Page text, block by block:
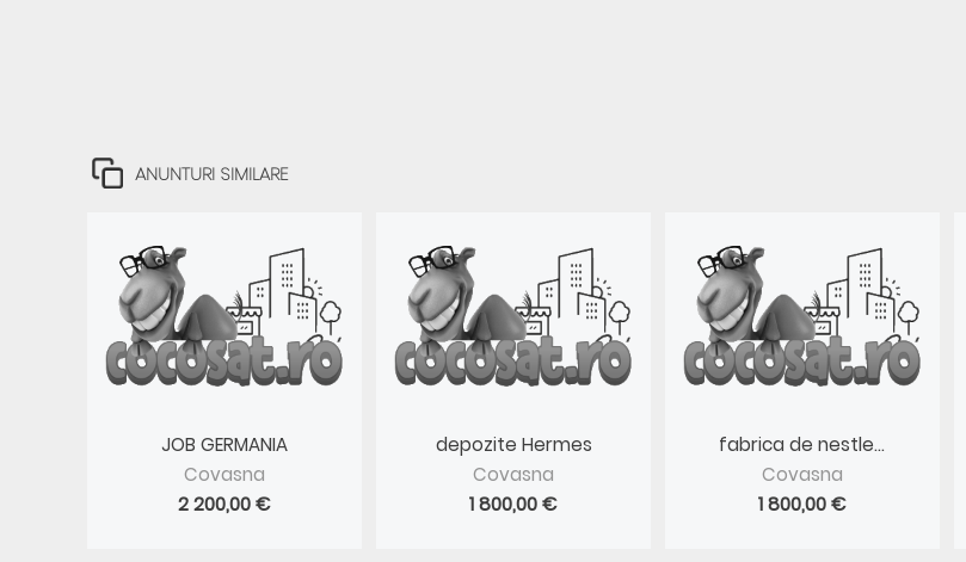
ANUNTURI SIMILARE
JOB GERMANIA
Covasna
2 200,00 €
depozite Hermes
Covasna
1 800,00 €
fabrica de nestle...
Covasna
1 800,00 €